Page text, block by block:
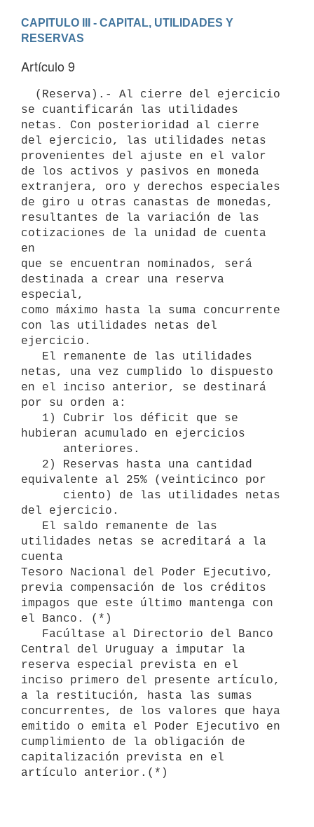
CAPITULO III - CAPITAL, UTILIDADES Y
RESERVAS
Artículo 9
se cuantificarán las utilidades
netas. Con posterioridad al cierre
del ejercicio, las utilidades netas
provenientes del ajuste en el valor
de los activos y pasivos en moneda
extranjera, oro y derechos especiales
de giro u otras canastas de monedas,
resultantes de la variación de las
cotizaciones de la unidad de cuenta
en
que se encuentran nominados, será
destinada a crear una reserva
especial,
como máximo hasta la suma concurrente
con las utilidades netas del
ejercicio.
netas, una vez cumplido lo dispuesto
en el inciso anterior, se destinará
por su orden a:
hubieran acumulado en ejercicios
equivalente al 25% (veinticinco por
del ejercicio.
utilidades netas se acreditará a la
cuenta
Tesoro Nacional del Poder Ejecutivo,
previa compensación de los créditos
impagos que este último mantenga con
el Banco. (*)
Central del Uruguay a imputar la
reserva especial prevista en el
inciso primero del presente artículo,
a la restitución, hasta las sumas
concurrentes, de los valores que haya
emitido o emita el Poder Ejecutivo en
cumplimiento de la obligación de
capitalización prevista en el
artículo anterior.(*)